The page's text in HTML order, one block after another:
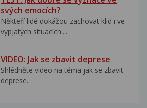
svých emocích?
Někteří lidé dokážou zachovat klid i ve
vypjatých situacích....
VIDEO: Jak se zbavit deprese
Shlédněte video na téma jak se zbavit
deprese..